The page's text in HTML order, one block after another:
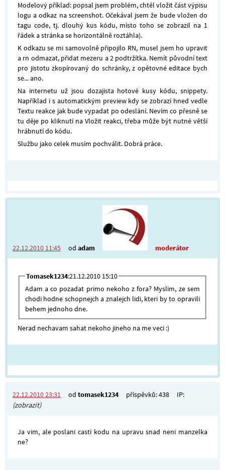
Modelový příklad: popsal jsem problém, chtěl vložit část výpisu
logu a odkaz na screenshot. Očekával jsem že bude vložen do
tagu code, tj. dlouhý kus kódu, místo toho se zobrazil na 1
řádek a stránka se horizontálně roztáhla).
K odkazu se mi samovolně připojilo RN, musel jsem ho upravit
a rn odmazat, přidat mezeru a 2 podtržítka. Nemít původní text
pro jistotu zkopírovaný do schránky, z opětovné editace bych
se... ano.
Na internetu už jsou dozajista hotové kusy kódu, snippety.
Například i s automatickým preview kdy se zobrazí hned vedle
Textu reakce jak bude vypadat po odeslání. Nevím co přesně se
tu děje po kliknutí na Vložit reakci, třeba může být nutné větší
hrábnutí do kódu.
Službu jako celek musím pochválit. Dobrá práce.
22.12.2010 11:45 od adam moderátor
Tomasek1234:21.12.2010 15:10
Adam a co pozadat primo nekoho z fora? Myslim, ze sem
chodi hodne schopnejch a znalejch lidi, kteri by to opravili
behem jednoho dne.
Nerad nechavam sahat nekoho jineho na me veci :)
22.12.2010 23:31 od tomasek1234 příspěvků: 438
IP:
(zobrazit)
Ja vim, ale poslani casti kodu na upravu snad neni manzelka
ne?